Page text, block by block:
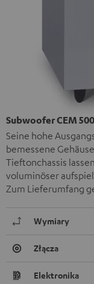
Subwoofer CEM
Seine hohe
bemessene
Tieftonchassis
voluminöser
Zum Lieferumfang
Wymiary
Złącza
Elektronika